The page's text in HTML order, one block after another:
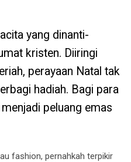
yang dinanti-
kristen. Diiringi
perayaan Natal tak
hadiah. Bagi para
peluang emas
fashion, pernahkah terpikir